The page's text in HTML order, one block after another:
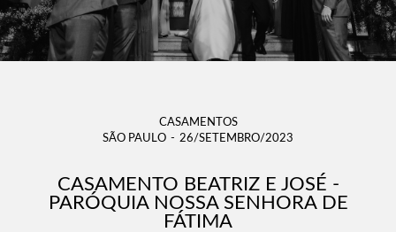
CASAMENTOS
SÃO PAULO
26/SETEMBRO/2023
CASAMENTO BEATRIZ E JOSÉ -
PARÓQUIA NOSSA SENHORA DE
FÁTIMA